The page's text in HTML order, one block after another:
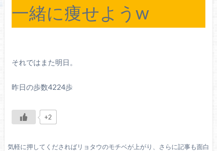
一緒に痩せようw
それではまた明日。
昨日の歩数4224歩
+2
気軽に押してくださればリョタウのモチベが上がり、さらに記事も面白